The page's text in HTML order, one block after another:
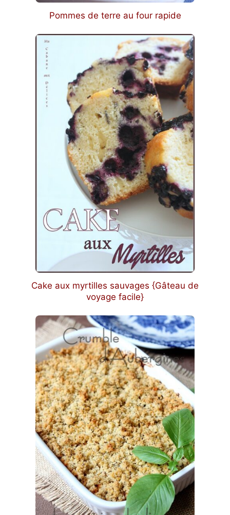
Pommes de terre au four rapide
Cake aux myrtilles sauvages {Gâteau de
voyage facile}